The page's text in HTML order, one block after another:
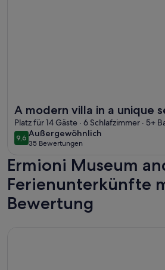
A modern villa in a unique
with stunning views.
Platz für 14 Gäste · 6 Schlafzimmer · 5+
9,69,6 von 10
Außergewöhnlich
außergewöhnlich
35 Bewertungen
(35
bewertungen)
Ermioni Museum
Ferienunterkünfte
Bewertung
Weitere Infos zu Anema - secluded